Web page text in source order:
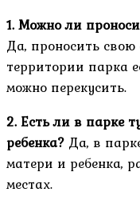
1. Можно ли
Да, проносить
территории парка
можно перекусить.
2. Есть ли в парке
ребенка? Да, в
матери и ребенка,
местах.